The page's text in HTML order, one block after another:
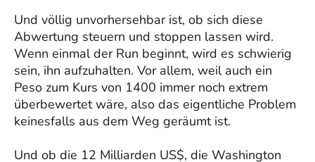
Und völlig unvorhersehbar ist, ob sich diese
Abwertung steuern und stoppen lassen wird.
Wenn einmal der Run beginnt, wird es schwierig
sein, ihn aufzuhalten. Vor allem, weil auch ein
Peso zum Kurs von 1400 immer noch extrem
überbewertet wäre, also das eigentliche Problem
keinesfalls aus dem Weg geräumt ist.
Und ob die 12 Milliarden US$, die Washington